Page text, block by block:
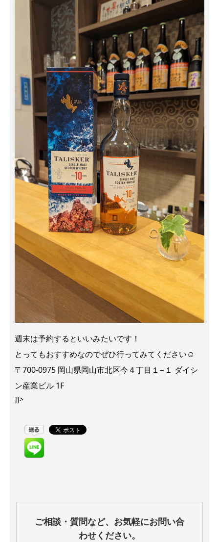
週末は予約するといいみたいです！
とってもおすすめなのでぜひ行ってみてください☺
〒700-0975 岡山県岡山市北区今４丁目１−１ ダイシ
ン産業ビル 1F
]]>
ご相談・質問など、お気軽にお問い合
わせください。